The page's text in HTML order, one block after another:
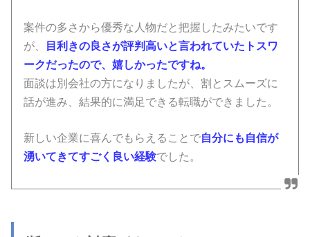
案件の多さから優秀な人物だと把握したみたいです
が、
目利きの良さが評判高いと言われていたトスワ
ークだったので、嬉しかったですね。
面談は別会社の方になりましたが、割とスムーズに
話が進み、結果的に満足できる転職ができました。
新しい企業に喜んでもらえることで自分にも自信が
湧いてきてすごく良い経験でした。